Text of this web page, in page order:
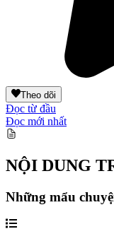
Theo dõi
Đọc từ đầu
Đọc mới nhất
NỘI DUNG
Những mẩu